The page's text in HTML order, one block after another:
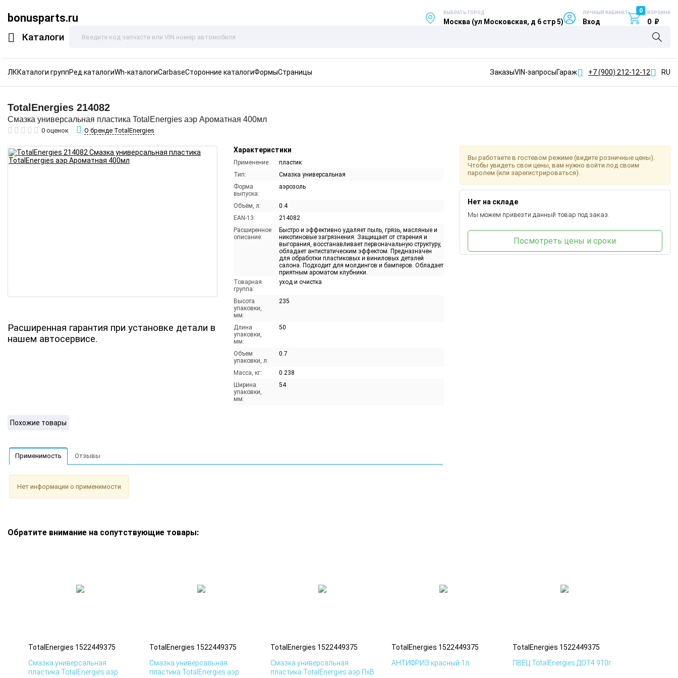
bonusparts.ru
Каталоги
ВЫБРАТЬ ГОРОД
Москва (ул Московская, д 6 стр 5)
ЛИЧНЫЙ КАБИНЕТ
Вход
0 КОРЗИНА
0 ₽
ЛККаталоги группРед.каталогиWh-каталогиCarbaseСторонние каталогиФормыСтраницы ЗаказыVIN-запросыГараж +7 (900) 212-12-12 RU
TotalEnergies 214082
Смазка универсальная пластика TotalEnergies аэр Ароматная 400мл
0 оценок О бренде TotalEnergies
Расширенная гарантия при установке детали в
нашем автосервисе.
Характеристики
Применение:
пластик
Тип:
Смазка универсальная
Форма
выпуска:
аэрозоль
Объём, л:
0.4
EAN-13:
214082
Расширенное
описание:
Быстро и эффективно удаляет пыль, грязь, масляные и
никотиновые загрязнения. Защищает от старения и
выгорания, восстанавливает первоначальную структуру,
обладает антистатическим эффектом. Предназначен
для обработки пластиковых и виниловых деталей
салона. Подходит для молдингов и бамперов. Обладает
приятным ароматом клубники.
Товарная
группа:
уход и очистка
Высота
упаковки,
мм:
235
Длина
упаковки,
мм:
50
Объем
упаковки, л:
0.7
Масса, кг:
0.238
Ширина
упаковки,
мм:
54
Вы работаете в гостевом режиме (видите розничные цены).
Чтобы увидеть свои цены, вам нужно войти под своим
паролем (или зарегистрироваться).
Нет на складе
Мы можем привезти данный товар под заказ.
Посмотреть цены и сроки
Похожие товары
Применимость Отзывы
Нет информации о применимости
Обратите внимание на сопутствующие товары:
TotalEnergies 1522449375
Смазка универсальная
пластика TotalEnergies аэр
TotalEnergies 1522449375
Смазка универсальная
пластика TotalEnergies аэр
TotalEnergies 1522449375
Смазка универсальная
пластика TotalEnergies аэр ПхВ
TotalEnergies 1522449375
АНТИФРИЗ красный 1л.
TotalEnergies 1522449375
ПВЕЦ TotalEnergies ДОТ4 910г